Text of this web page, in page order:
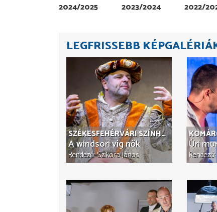
2024/2025 2023/2024 2022/
LEGFRISSEBB
SZÉKESFEHÉRVÁRI SZÍNHÁZ
A windsori víg nők
Rendező Szikora János
Úri
Rendező